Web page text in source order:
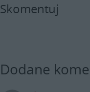
Skomentuj
Dodane